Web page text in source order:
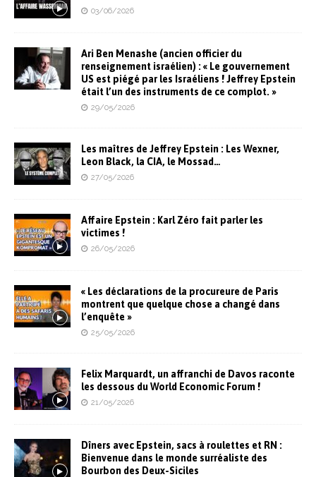
03/06/2026
Ari Ben Menashe (ancien officier du
renseignement israélien) : « Le gouvernement
US est piégé par les Israéliens ! Jeffrey Epstein
était l’un des instruments de ce complot. »
29/05/2026
Les maîtres de Jeffrey Epstein : Les Wexner,
Leon Black, la CIA, le Mossad…
27/05/2026
Affaire Epstein : Karl Zéro fait parler les
victimes !
26/05/2026
« Les déclarations de la procureure de Paris
montrent que quelque chose a changé dans
l’enquête »
25/05/2026
Felix Marquardt, un affranchi de Davos raconte
les dessous du World Economic Forum !
21/05/2026
Dîners avec Epstein, sacs à roulettes et RN :
Bienvenue dans le monde surréaliste des
Bourbon des Deux-Siciles